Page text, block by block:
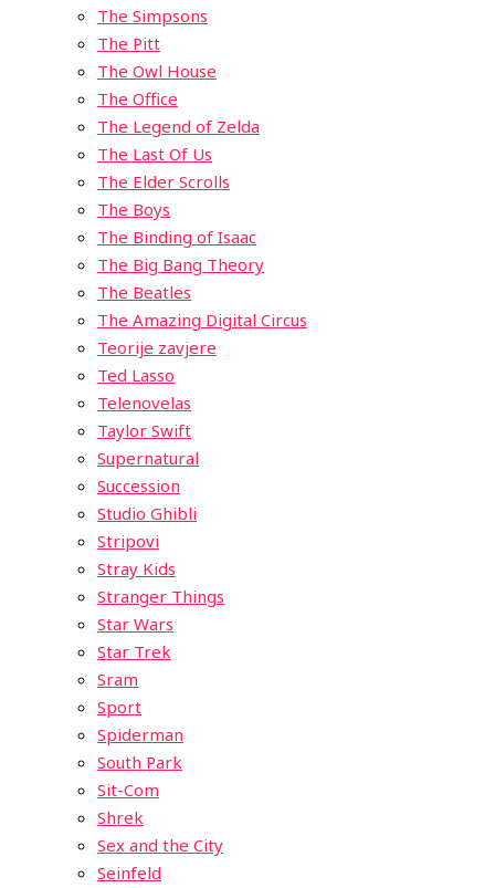
The Simpsons
The Pitt
The Owl House
The Office
The Legend of Zelda
The Last Of Us
The Elder Scrolls
The Boys
The Binding of Isaac
The Big Bang Theory
The Beatles
The Amazing Digital Circus
Teorije zavjere
Ted Lasso
Telenovelas
Taylor Swift
Supernatural
Succession
Studio Ghibli
Stripovi
Stray Kids
Stranger Things
Star Wars
Star Trek
Sram
Sport
Spiderman
South Park
Sit-Com
Shrek
Sex and the City
Seinfeld